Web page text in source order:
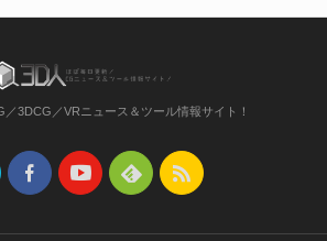
3DCG／VRニュース＆ツール情報サイト！